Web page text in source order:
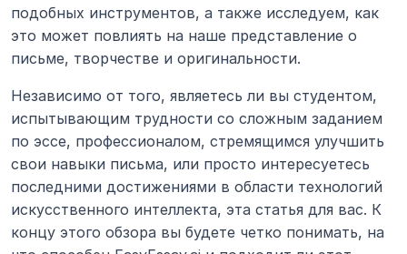
подобных инструментов, а также исследуем, как
это может повлиять на наше представление о
письме, творчестве и оригинальности.
Независимо от того, являетесь ли вы студентом,
испытывающим трудности со сложным заданием
по эссе, профессионалом, стремящимся улучшить
свои навыки письма, или просто интересуетесь
последними достижениями в области технологий
искусственного интеллекта, эта статья для вас. К
концу этого обзора вы будете четко понимать, на